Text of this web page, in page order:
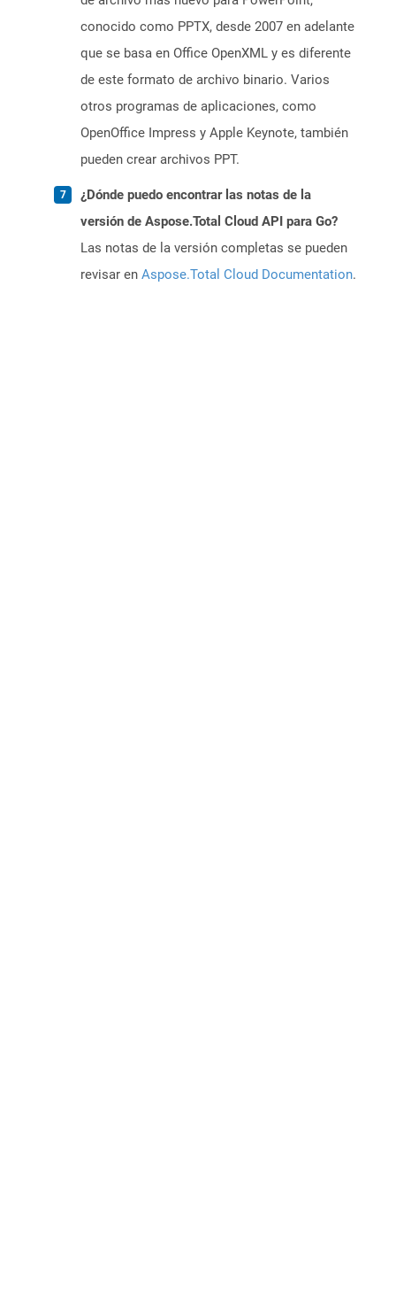
conocido como PPTX, desde 2007 en adelante
que se basa en Office OpenXML y es diferente
de este formato de archivo binario. Varios
otros programas de aplicaciones, como
OpenOffice Impress y Apple Keynote, también
pueden crear archivos PPT.
¿Dónde puedo encontrar las notas de la
versión de Aspose.Total Cloud API para Go?
Las notas de la versión completas se pueden
revisar en Aspose.Total Cloud Documentation.